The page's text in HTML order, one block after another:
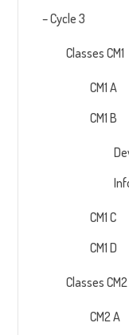
– Cycle 3
Classes CM1
CM1 A
CM1 B
CM1 C
CM1 D
Classes CM2
CM2 A